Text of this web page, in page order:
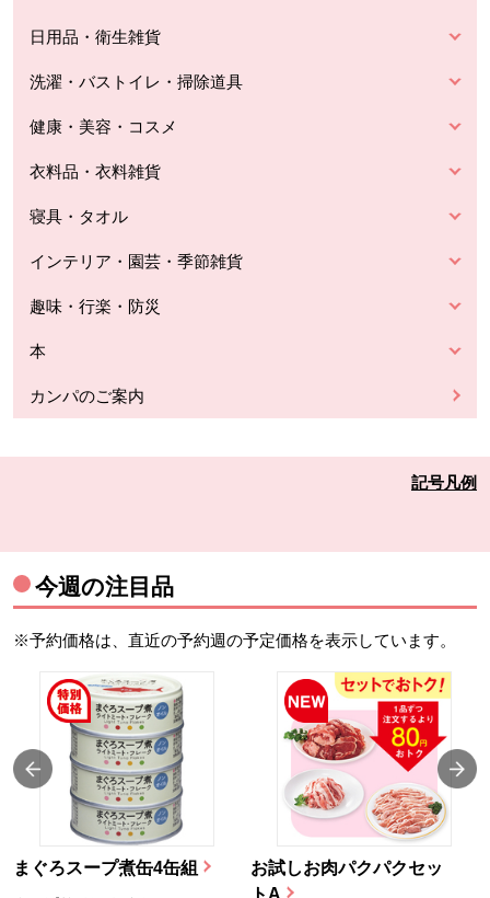
日用品・衛生雑貨
洗濯・バストイレ・掃除道具
健康・美容・コスメ
衣料品・衣料雑貨
寝具・タオル
インテリア・園芸・季節雑貨
趣味・行楽・防災
本
カンパのご案内
記号凡例
今週の注目品
※予約価格は、直近の予約週の予定価格を表示しています。
まぐろスープ煮缶4缶組
お試しお肉パクパクセッ
トA